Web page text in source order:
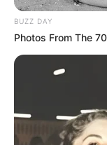
BUZZ DAY
Photos From The